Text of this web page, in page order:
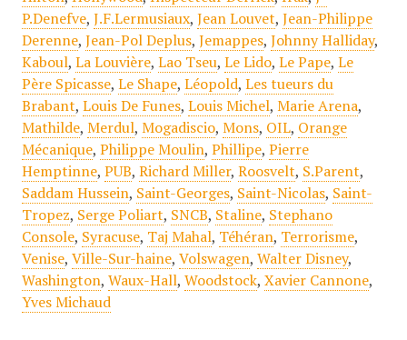
P.Denefve, J.F.Lermusiaux, Jean Louvet, Jean-Philippe
Derenne, Jean-Pol Deplus, Jemappes, Johnny Halliday,
Kaboul, La Louvière, Lao Tseu, Le Lido, Le Pape, Le
Père Spicasse, Le Shape, Léopold, Les tueurs du
Brabant, Louis De Funes, Louis Michel, Marie Arena,
Mathilde, Merdul, Mogadiscio, Mons, OIL, Orange
Mécanique, Philippe Moulin, Phillipe, Pierre
Hemptinne, PUB, Richard Miller, Roosvelt, S.Parent,
Saddam Hussein, Saint-Georges, Saint-Nicolas, Saint-
Tropez, Serge Poliart, SNCB, Staline, Stephano
Console, Syracuse, Taj Mahal, Téhéran, Terrorisme,
Venise, Ville-Sur-haine, Volswagen, Walter Disney,
Washington, Waux-Hall, Woodstock, Xavier Cannone,
Yves Michaud